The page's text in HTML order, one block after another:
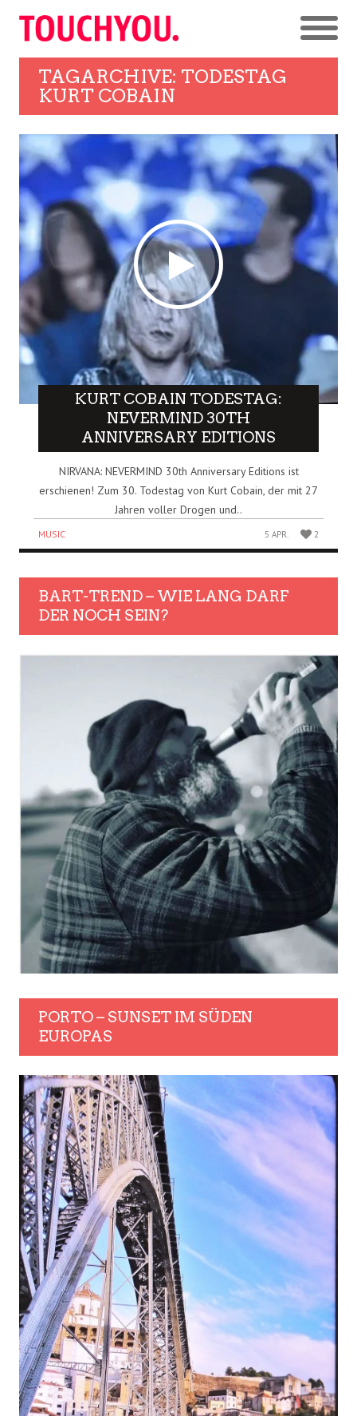
TAGARCHIVE: TODESTAG
KURT COBAIN
KURT COBAIN TODESTAG:
NEVERMIND 30TH
ANNIVERSARY EDITIONS
NIRVANA: NEVERMIND 30th Anniversary Editions ist
erschienen! Zum 30. Todestag von Kurt Cobain, der mit 27
Jahren voller Drogen und..
MUSIC 5 APR. 2
BART-TREND – WIE LANG DARF
DER NOCH SEIN?
PORTO – SUNSET IM SÜDEN
EUROPAS